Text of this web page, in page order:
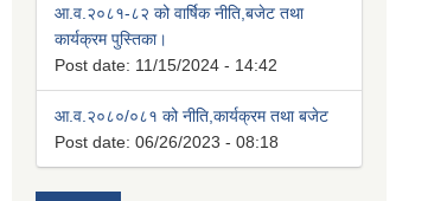
आ.व.२०८१-८२ को वार्षिक नीति,बजेट तथा
कार्यक्रम पुस्तिका।
Post date: 11/15/2024 - 14:42
आ.व.२०८०/०८१ को नीति,कार्यक्रम तथा बजेट
Post date: 06/26/2023 - 08:18